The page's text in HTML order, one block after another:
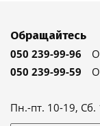
Обращайтесь
050 239-99-96
050 239-99-59
Пн.-пт. 10-19, Сб.